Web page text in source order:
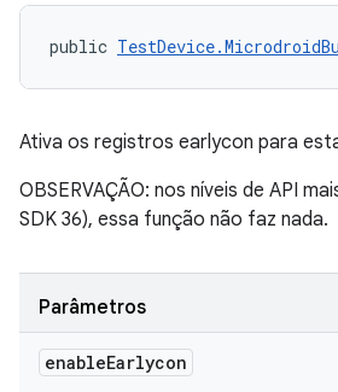
public
Ativa os registros earlycon para
OBSERVAÇÃO: nos níveis de API
SDK 36), essa função não faz nada.
Parâmetros
enableEarlycon